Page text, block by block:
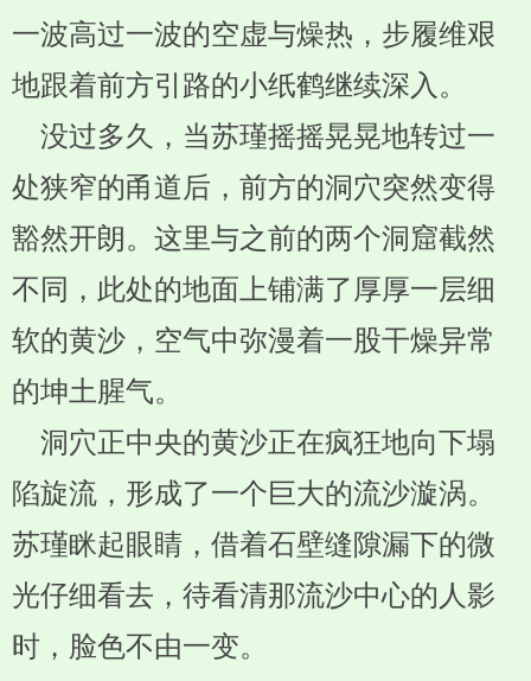
一波高过一波的空虚与燥热，步履维艰
地跟着前方引路的小纸鹤继续深入。
没过多久，当苏瑾摇摇晃晃地转过一
处狭窄的甬道后，前方的洞穴突然变得
豁然开朗。这里与之前的两个洞窟截然
不同，此处的地面上铺满了厚厚一层细
软的黄沙，空气中弥漫着一股干燥异常
的坤土腥气。
洞穴正中央的黄沙正在疯狂地向下塌
陷旋流，形成了一个巨大的流沙漩涡。
苏瑾眯起眼睛，借着石壁缝隙漏下的微
光仔细看去，待看清那流沙中心的人影
时，脸色不由一变。